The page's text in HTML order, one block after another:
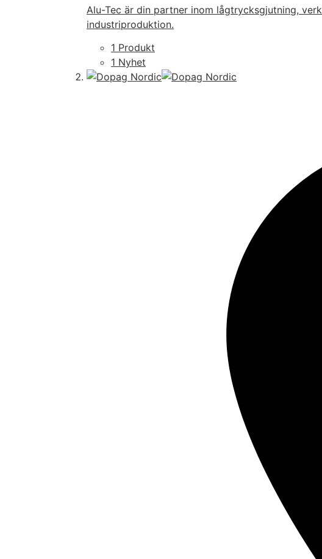
Alu-Tec är din partner inom lågtrycksgjutning,
industriproduktion.
1 Produkt
1 Nyhet